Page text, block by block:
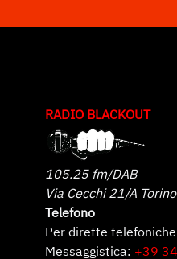
RADIO BLACKOUT
105.25 fm/DAB
Via Cecchi 21/A Torino
Telefono
Per dirette
Messaggistica: +39